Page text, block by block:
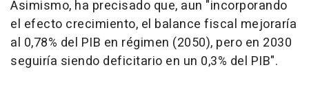
Asimismo, ha precisado que, aun "incorporando
el efecto crecimiento, el balance fiscal mejoraría
al 0,78% del PIB en régimen (2050), pero en 2030
seguiría siendo deficitario en un 0,3% del PIB".